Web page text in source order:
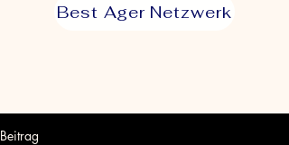
Best Ager Netzwerk
Beitrag